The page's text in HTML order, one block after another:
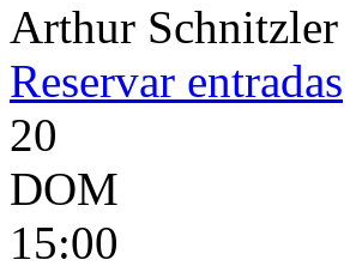
Arthur Schnitzler
Reservar entradas
20
DOM
15:00